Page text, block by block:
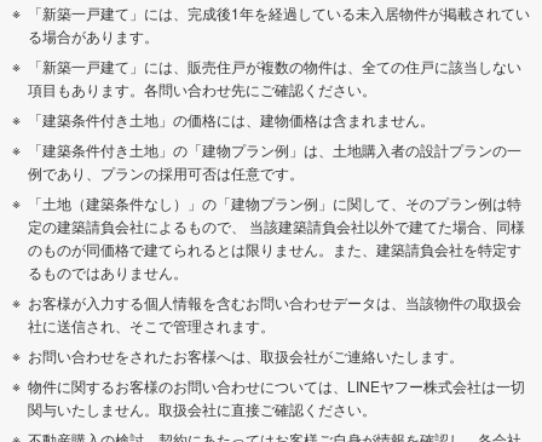
「新築一戸建て」には、完成後1年を経過している未入居物件が掲載されてい
る場合があります。
「新築一戸建て」には、販売住戸が複数の物件は、全ての住戸に該当しない
項目もあります。各問い合わせ先にご確認ください。
「建築条件付き土地」の価格には、建物価格は含まれません。
「建築条件付き土地」の「建物プラン例」は、土地購入者の設計プランの一
例であり、プランの採用可否は任意です。
「土地（建築条件なし）」の「建物プラン例」に関して、そのプラン例は特
定の建築請負会社によるもので、 当該建築請負会社以外で建てた場合、同様
のものが同価格で建てられるとは限りません。また、建築請負会社を特定す
るものではありません。
お客様が入力する個人情報を含むお問い合わせデータは、当該物件の取扱会
社に送信され、そこで管理されます。
お問い合わせをされたお客様へは、取扱会社がご連絡いたします。
物件に関するお客様のお問い合わせについては、LINEヤフー株式会社は一切
関与いたしません。取扱会社に直接ご確認ください。